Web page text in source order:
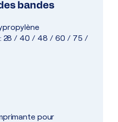
bandes
28 / 40 / 48 / 60 / 75 /
pour